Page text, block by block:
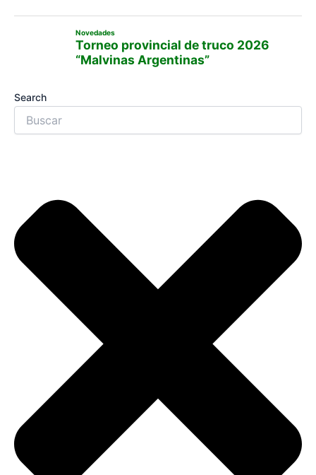
Novedades
Torneo provincial de truco 2026
“Malvinas Argentinas”
Search